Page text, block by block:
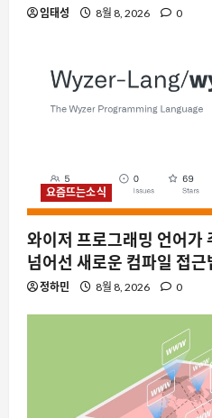
임태성 8월 8, 2026 0
요즘뜨는소식
와이저 프로그래밍 언어가
넘어선 새로운 컴파일 접근
정하민 8월 8, 2026 0